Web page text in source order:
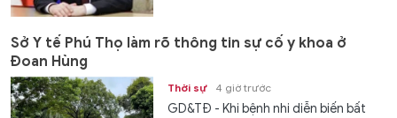
Sở Y tế Phú Thọ làm rõ thông tin sự cố y khoa ở
Đoan Hùng
Thời sự 4 giờ trước
GD&TĐ - Khi bệnh nhi diễn biến bất